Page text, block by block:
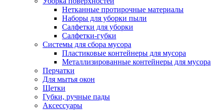
Нетканные протирочные материалы
Наборы для уборки пыли
Салфетки для уборки
Салфетки-губки
Системы для сбора мусора
Пластиковые контейнеры для мусора
Металлизированные контейнеры для мусора
Перчатки
Для мытья окон
Щетки
Губки, ручные пады
Аксессуары